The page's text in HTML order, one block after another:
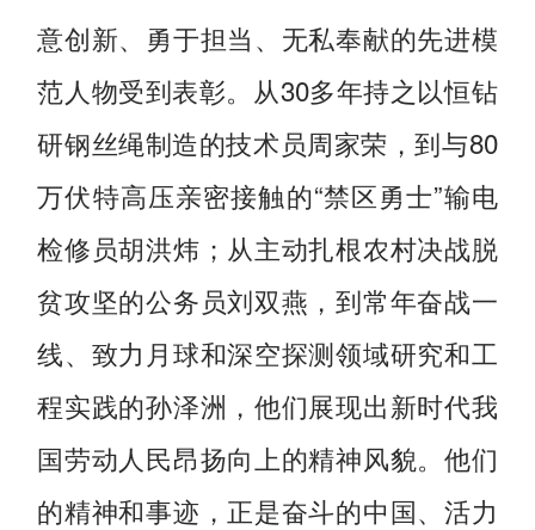
意创新、勇于担当、无私奉献的先进模
范人物受到表彰。从30多年持之以恒钻
研钢丝绳制造的技术员周家荣，到与80
万伏特高压亲密接触的“禁区勇士”输电
检修员胡洪炜；从主动扎根农村决战脱
贫攻坚的公务员刘双燕，到常年奋战一
线、致力月球和深空探测领域研究和工
程实践的孙泽洲，他们展现出新时代我
国劳动人民昂扬向上的精神风貌。他们
的精神和事迹，正是奋斗的中国、活力